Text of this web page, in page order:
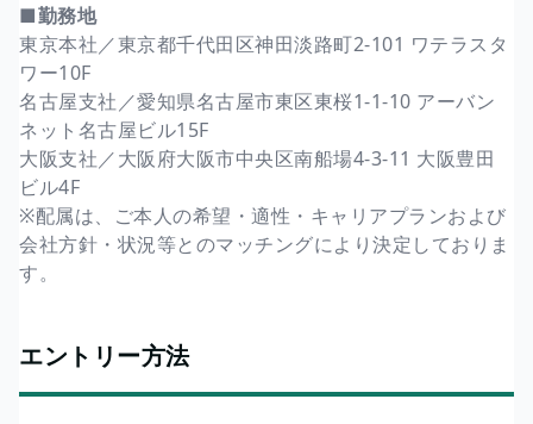
■勤務地
東京本社／東京都千代田区神田淡路町2-101 ワテラスタ
ワー10F
名古屋支社／愛知県名古屋市東区東桜1-1-10 アーバン
ネット名古屋ビル15F
大阪支社／大阪府大阪市中央区南船場4-3-11 大阪豊田
ビル4F
※配属は、ご本人の希望・適性・キャリアプランおよび
会社方針・状況等とのマッチングにより決定しておりま
す。
エントリー方法